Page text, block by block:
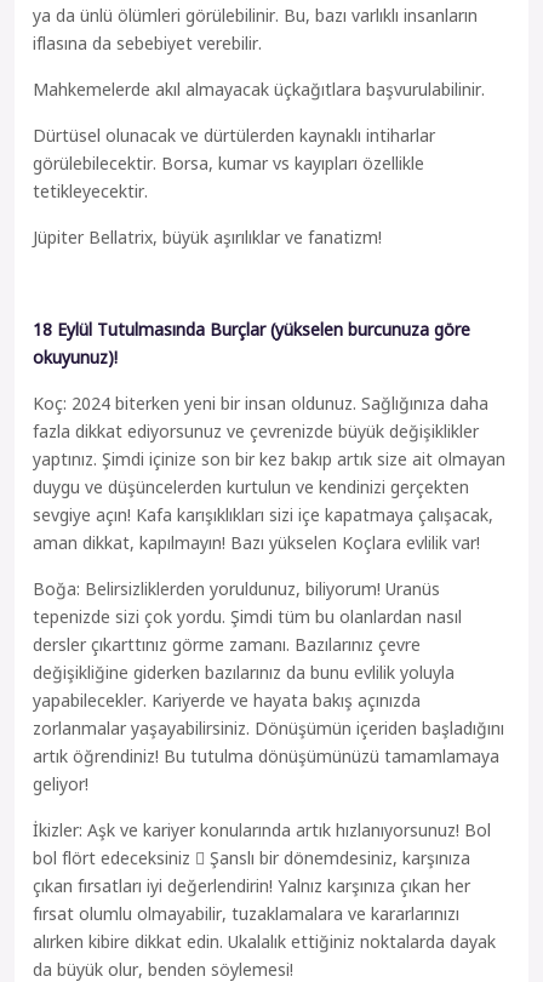
ya da ünlü ölümleri görülebilinir. Bu, bazı varlıklı insanların
iflasına da sebebiyet verebilir.
Mahkemelerde akıl almayacak üçkağıtlara başvurulabilinir.
Dürtüsel olunacak ve dürtülerden kaynaklı intiharlar
görülebilecektir. Borsa, kumar vs kayıpları özellikle
tetikleyecektir.
Jüpiter Bellatrix, büyük aşırılıklar ve fanatizm!
18 Eylül Tutulmasında Burçlar (yükselen burcunuza göre
okuyunuz)!
Koç: 2024 biterken yeni bir insan oldunuz. Sağlığınıza daha
fazla dikkat ediyorsunuz ve çevrenizde büyük değişiklikler
yaptınız. Şimdi içinize son bir kez bakıp artık size ait olmayan
duygu ve düşüncelerden kurtulun ve kendinizi gerçekten
sevgiye açın! Kafa karışıklıkları sizi içe kapatmaya çalışacak,
aman dikkat, kapılmayın! Bazı yükselen Koçlara evlilik var!
Boğa: Belirsizliklerden yoruldunuz, biliyorum! Uranüs
tepenizde sizi çok yordu. Şimdi tüm bu olanlardan nasıl
dersler çıkarttınız görme zamanı. Bazılarınız çevre
değişikliğine giderken bazılarınız da bunu evlilik yoluyla
yapabilecekler. Kariyerde ve hayata bakış açınızda
zorlanmalar yaşayabilirsiniz. Dönüşümün içeriden başladığını
artık öğrendiniz! Bu tutulma dönüşümünüzü tamamlamaya
geliyor!
İkizler: Aşk ve kariyer konularında artık hızlanıyorsunuz! Bol
bol flört edeceksiniz  Şanslı bir dönemdesiniz, karşınıza
çıkan fırsatları iyi değerlendirin! Yalnız karşınıza çıkan her
fırsat olumlu olmayabilir, tuzaklamalara ve kararlarınızı
alırken kibire dikkat edin. Ukalalık ettiğiniz noktalarda dayak
da büyük olur, benden söylemesi!